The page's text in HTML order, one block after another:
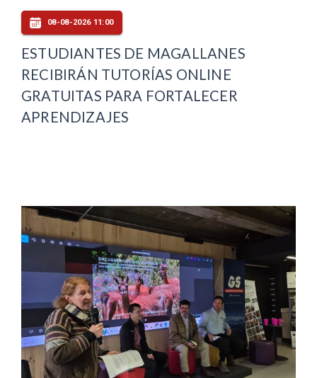
08-08-2026 11:00
ESTUDIANTES DE MAGALLANES
RECIBIRÁN TUTORÍAS ONLINE
GRATUITAS PARA FORTALECER
APRENDIZAJES